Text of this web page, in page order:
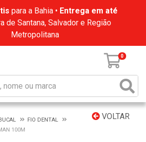
para a Bahia • Entrega em até
de Santana, Salvador e Região
Metropolitana
0
VOLTAR
FIO DENTAL
100M